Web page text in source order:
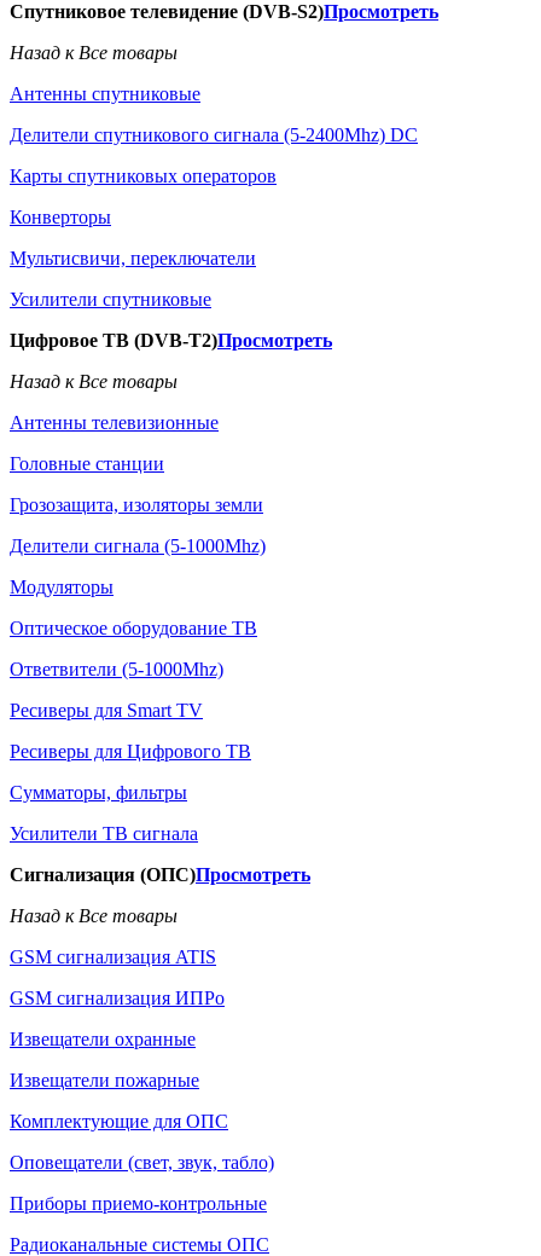
Спутниковое телевидение (DVB-S2)Просмотреть
Назад к Все товары
Антенны спутниковые
Делители спутникового сигнала (5-2400Mhz) DC
Карты спутниковых операторов
Конверторы
Мультисвичи, переключатели
Усилители спутниковые
Цифровое ТВ (DVB-T2)Просмотреть
Назад к Все товары
Антенны телевизионные
Головные станции
Грозозащита, изоляторы земли
Делители сигнала (5-1000Mhz)
Модуляторы
Оптическое оборудование ТВ
Ответвители (5-1000Mhz)
Ресиверы для Smart TV
Ресиверы для Цифрового ТВ
Сумматоры, фильтры
Усилители ТВ сигнала
Сигнализация (ОПС)Просмотреть
Назад к Все товары
GSM сигнализация ATIS
GSM сигнализация ИПРо
Извещатели охранные
Извещатели пожарные
Комплектующие для ОПС
Оповещатели (свет, звук, табло)
Приборы приемо-контрольные
Радиоканальные системы ОПС